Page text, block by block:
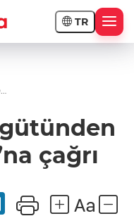
TR
çağrı